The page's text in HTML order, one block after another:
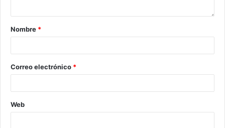
Nombre *
Correo electrónico *
Web